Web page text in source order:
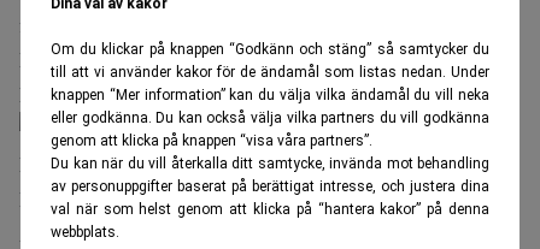
Dina val av kakor
Om du klickar på knappen “Godkänn och stäng” så samtycker du
till att vi använder kakor för de ändamål som listas nedan. Under
knappen “Mer information” kan du välja vilka ändamål du vill neka
eller godkänna. Du kan också välja vilka partners du vill godkänna
genom att klicka på knappen “visa våra partners”.
Du kan när du vill återkalla ditt samtycke, invända mot behandling
av personuppgifter baserat på berättigat intresse, och justera dina
val när som helst genom att klicka på “hantera kakor” på denna
webbplats.
finansvärlden verkligen passar Finwires nyheter, säger
Mats Hård, chefredaktör och vd för Finwire.
Finwire_1.jpg
Foto: Finwire
Du hittar alla telegramhär >>.
Alla senaste nyheterna från Realtid kan du läsa